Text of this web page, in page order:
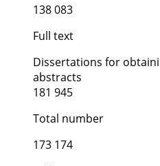
138 083
Full text
Dissertations for
abstracts
181 945
Total number
173 174